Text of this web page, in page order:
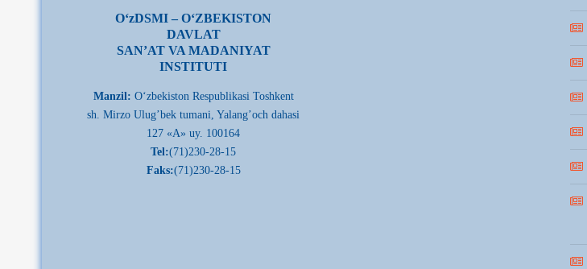
О‘zDSMI – О‘ZBEKISTON
DAVLAT
SAN’AT VA MADANIYAT
INSTITUTI
Manzil: О‘zbekiston Respublikasi Toshkent
sh. Mirzo Ulug’bek tumani, Yalang’och dahasi
127 «A» uy. 100164
Tel:(71)230-28-15
Faks:(71)230-28-15